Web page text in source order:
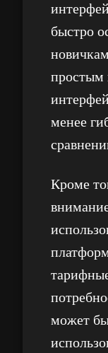
быстро
простым
менее
Кроме
может